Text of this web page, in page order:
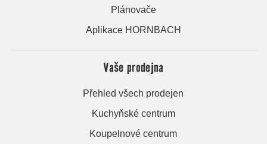
Plánovače
Aplikace HORNBACH
Vaše prodejna
Přehled všech prodejen
Kuchyňské centrum
Koupelnové centrum